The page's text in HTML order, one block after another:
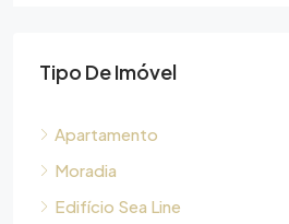
Tipo De Imóvel
Apartamento
Moradia
Edifício Sea Line